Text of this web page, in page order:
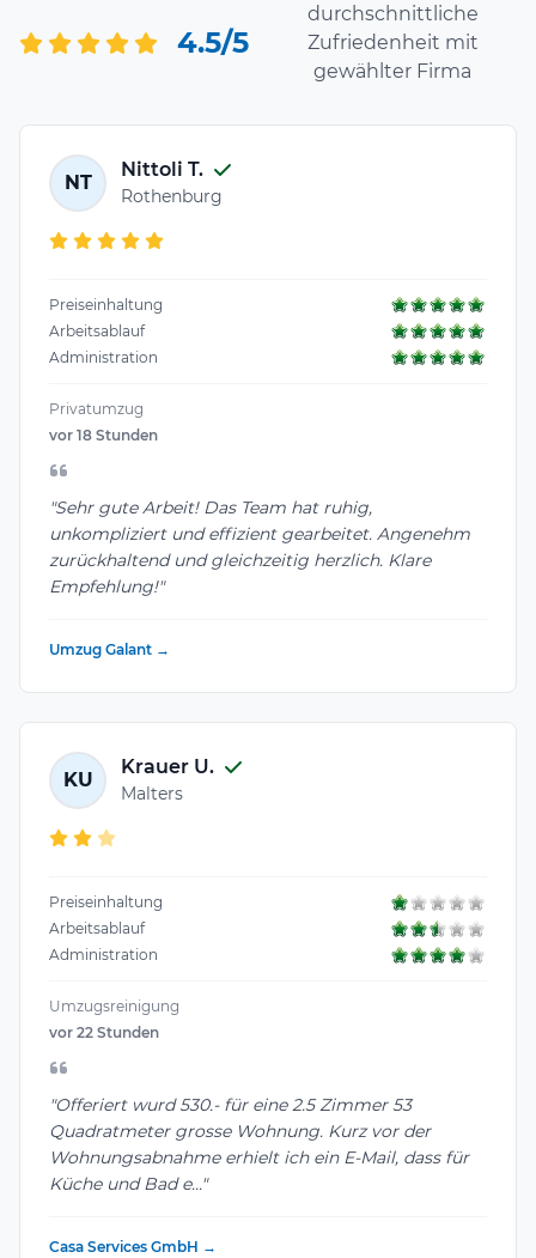
4.5/5
durchschnittliche
Zufriedenheit mit
gewählter Firma
NT
Nittoli T.
Rothenburg
Preiseinhaltung
Arbeitsablauf
Administration
Privatumzug
vor 18 Stunden
"Sehr gute Arbeit! Das Team hat ruhig,
unkompliziert und effizient gearbeitet. Angenehm
zurückhaltend und gleichzeitig herzlich. Klare
Empfehlung!"
Umzug Galant →
KU
Krauer U.
Malters
Preiseinhaltung
Arbeitsablauf
Administration
Umzugsreinigung
vor 22 Stunden
"Offeriert wurd 530.- für eine 2.5 Zimmer 53
Quadratmeter grosse Wohnung. Kurz vor der
Wohnungsabnahme erhielt ich ein E-Mail, dass für
Küche und Bad e..."
Casa Services GmbH →